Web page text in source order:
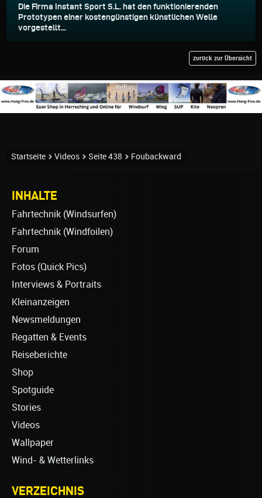
Die Firma Instant Sport S.L. hat den funktionierenden
Prototypen einer kostengünstigen künstlichen Welle
vorgestellt...
zurück zur Übersicht
Startseite Videos Seite 438 Foubackward
INHALTE
Fahrtechnik (Windsurfen)
Fahrtechnik (Windfoilen)
Forum
Fotos (Quick Pics)
Interviews & Portraits
Kleinanzeigen
Newsmeldungen
Regatten & Events
Reiseberichte
Shop
Spotguide
Stories
Videos
Wallpaper
Wind- & Wetterlinks
VERZEICHNIS